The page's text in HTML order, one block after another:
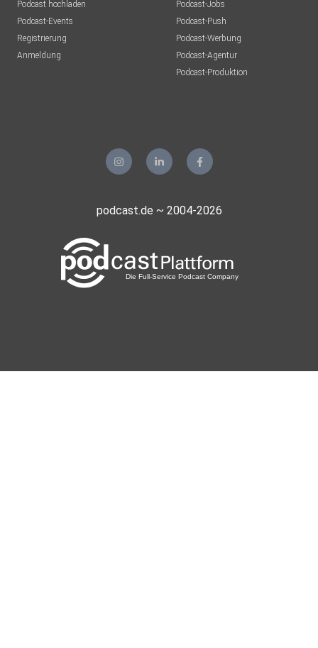
Podcast hochladen
Podcast-Events
Registrierung
Anmeldung
Podcast-Jobs
Podcast-Push
Podcast-Werbung
Podcast-Agentur
Podcast-Produktion
podcast.de ~ 2004-2026